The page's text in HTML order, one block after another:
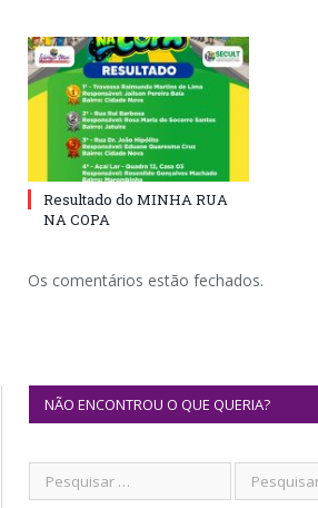
Resultado do MINHA RUA
NA COPA
Os comentários estão fechados.
NÃO ENCONTROU O QUE QUERIA?